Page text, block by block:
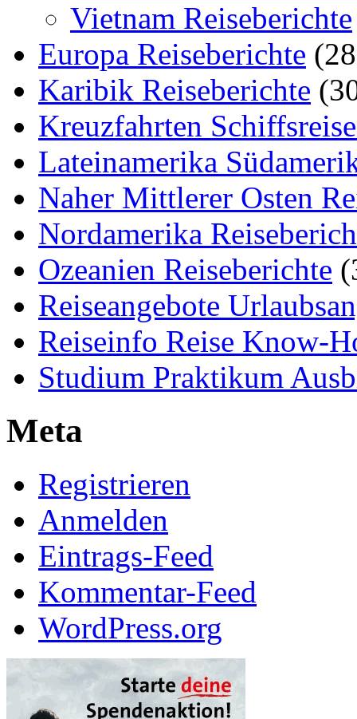
Vietnam Reiseberichte
Europa Reiseberichte
Karibik Reiseberichte
Kreuzfahrten
Lateinamerika
Naher Mittlerer Osten
Nordamerika
Ozeanien Reiseberichte
Reiseangebote
Reiseinfo Reise Know-
Studium Praktikum
Meta
Registrieren
Anmelden
Eintrags-Feed
Kommentar-Feed
WordPress.org